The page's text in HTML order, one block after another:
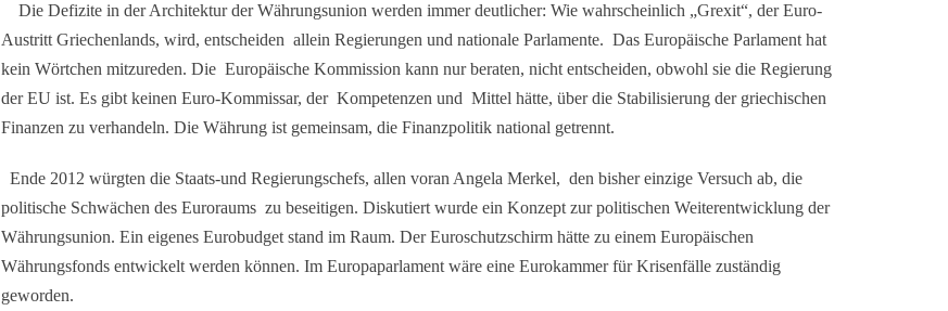
Die Defizite in der Architektur der Währungsunion werden immer deutlicher: Wie wahrscheinlich „Grexit“, der Euro-
Austritt Griechenlands, wird, entscheiden allein Regierungen und nationale Parlamente. Das Europäische Parlament hat
kein Wörtchen mitzureden. Die Europäische Kommission kann nur beraten, nicht entscheiden, obwohl sie die Regierung
der EU ist. Es gibt keinen Euro-Kommissar, der Kompetenzen und Mittel hätte, über die Stabilisierung der griechischen
Finanzen zu verhandeln. Die Währung ist gemeinsam, die Finanzpolitik national getrennt.
Ende 2012 würgten die Staats-und Regierungschefs, allen voran Angela Merkel, den bisher einzige Versuch ab, die
politische Schwächen des Euroraums zu beseitigen. Diskutiert wurde ein Konzept zur politischen Weiterentwicklung der
Währungsunion. Ein eigenes Eurobudget stand im Raum. Der Euroschutzschirm hätte zu einem Europäischen
Währungsfonds entwickelt werden können. Im Europaparlament wäre eine Eurokammer für Krisenfälle zuständig
geworden.